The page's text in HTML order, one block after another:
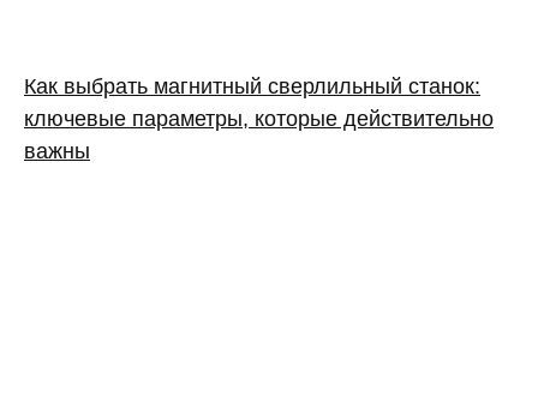
Как выбрать магнитный сверлильный станок:
ключевые параметры, которые действительно
важны